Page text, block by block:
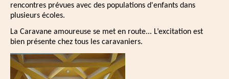
rencontres prévues avec des populations d'enfants dans
plusieurs écoles.
La Caravane amoureuse se met en route... L’excitation est
bien présente chez tous les caravaniers.